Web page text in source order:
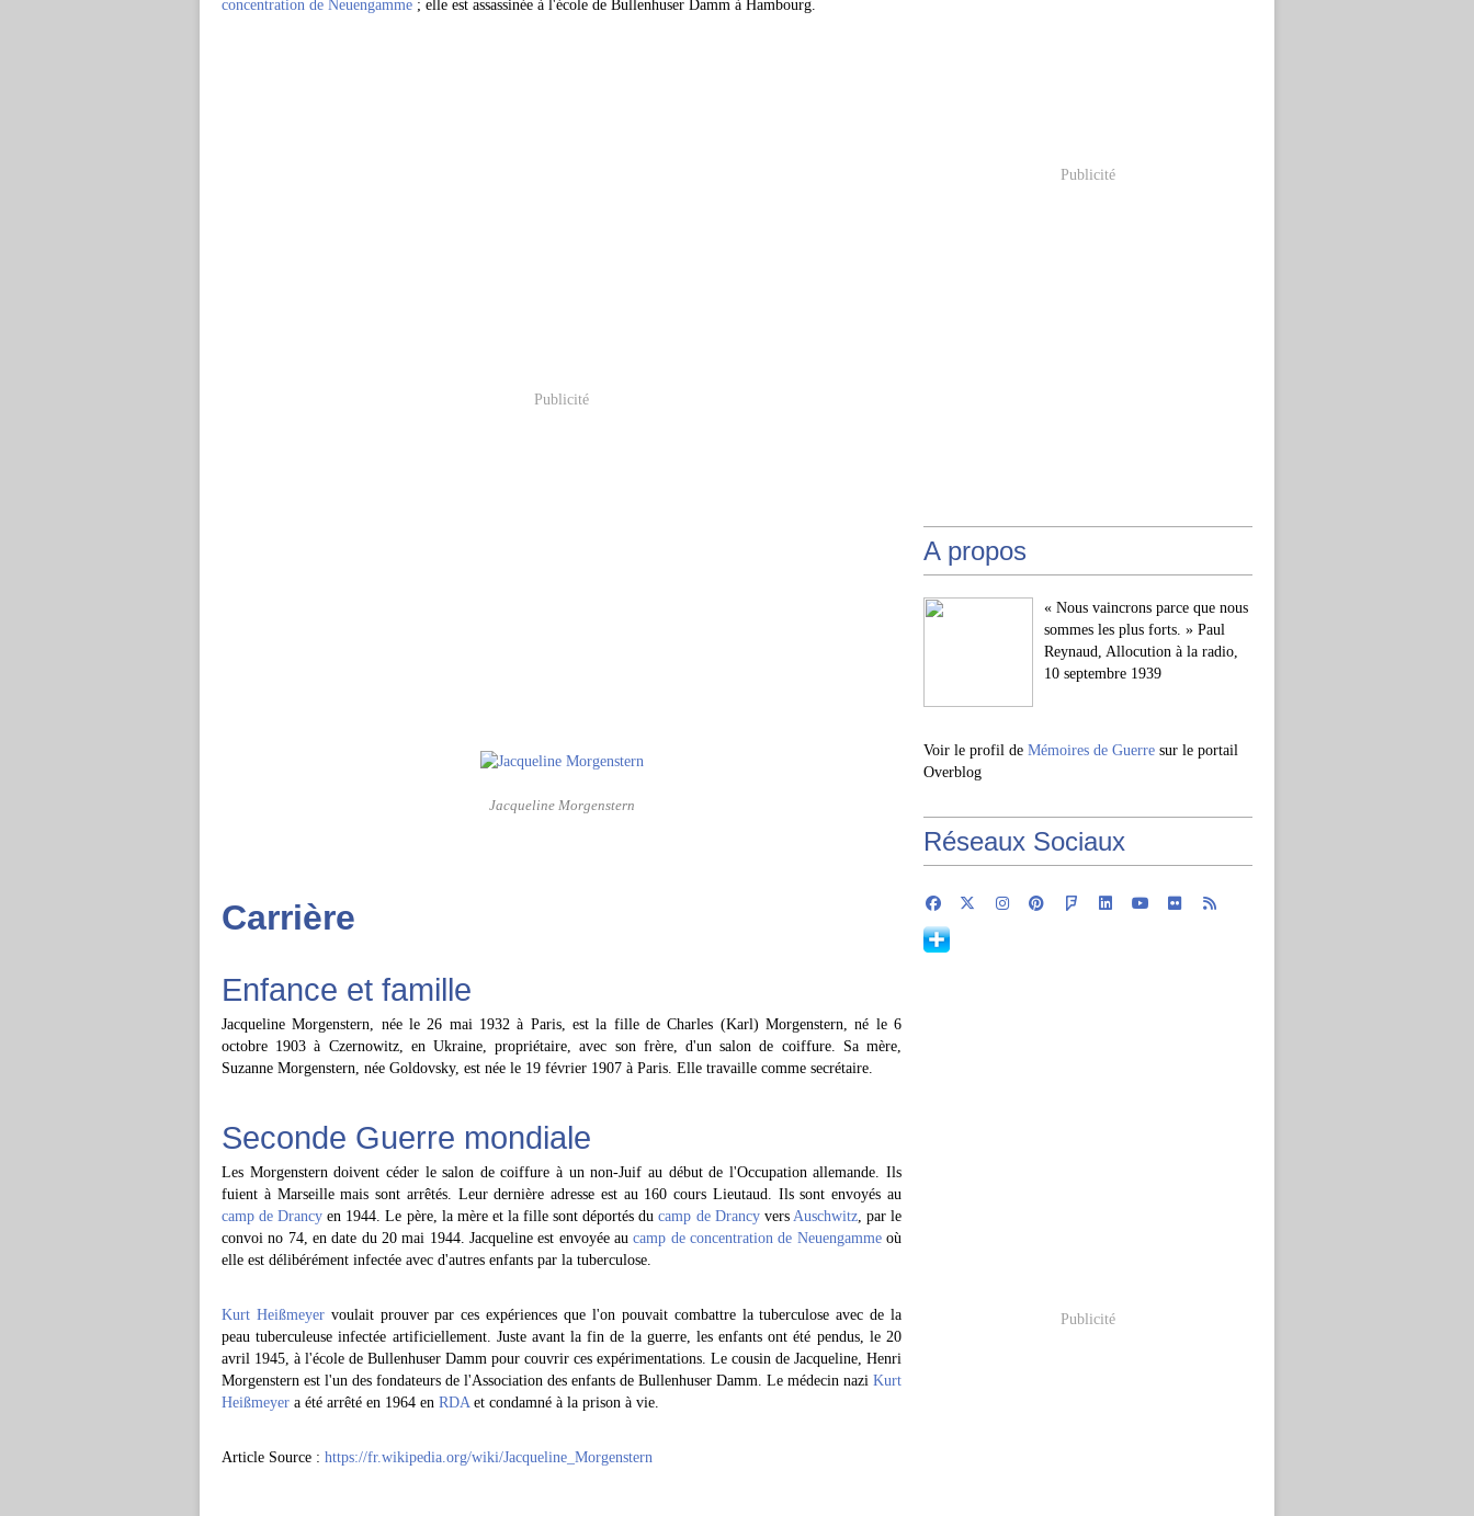
concentration de Neuengamme ; elle est assassinée à l'école de Bullenhuser Damm à Hambourg.
Publicité
Jacqueline Morgenstern
Carrière
Enfance et famille
Jacqueline Morgenstern, née le 26 mai 1932 à Paris, est la fille de Charles (Karl) Morgenstern, né le 6
octobre 1903 à Czernowitz, en Ukraine, propriétaire, avec son frère, d'un salon de coiffure. Sa mère,
Suzanne Morgenstern, née Goldovsky, est née le 19 février 1907 à Paris. Elle travaille comme secrétaire.
Seconde Guerre mondiale
Les Morgenstern doivent céder le salon de coiffure à un non-Juif au début de l'Occupation allemande. Ils
fuient à Marseille mais sont arrêtés. Leur dernière adresse est au 160 cours Lieutaud. Ils sont envoyés au
camp de Drancy en 1944. Le père, la mère et la fille sont déportés ducamp de Drancyvers Auschwitz, par le
convoi no 74, en date du 20 mai 1944. Jacqueline est envoyée aucamp de concentration de Neuengammeoù
elle est délibérément infectée avec d'autres enfants par la tuberculose.
Kurt Heißmeyervoulait prouver par ces expériences que l'on pouvait combattre la tuberculose avec de la
peau tuberculeuse infectée artificiellement. Juste avant la fin de la guerre, les enfants ont été pendus, le 20
avril 1945, à l'école de Bullenhuser Damm pour couvrir ces expérimentations. Le cousin de Jacqueline, Henri
Morgenstern est l'un des fondateurs de l'Association des enfants de Bullenhuser Damm. Le médecin nazi Kurt
Heißmeyer a été arrêté en 1964 en RDAet condamné à la prison à vie.
Article Source : https://fr.wikipedia.org/wiki/Jacqueline_Morgenstern
Publicité
A propos
« Nous vaincrons parce que nous
sommes les plus forts. » Paul
Reynaud, Allocution à la radio,
10 septembre 1939
Voir le profil de Mémoires de Guerre sur le portail
Overblog
Réseaux Sociaux
Publicité